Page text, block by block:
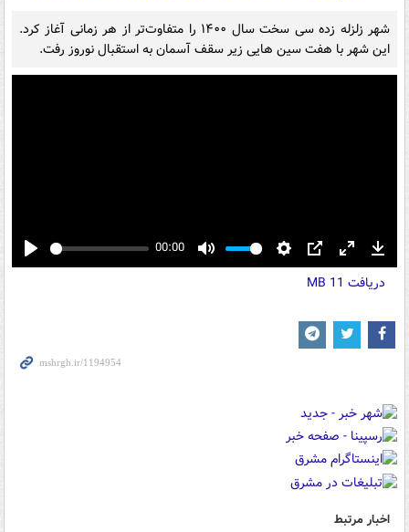
شهر زلزله زده سی سخت سال ۱۴۰۰ را متفاوت‌تر از هر زمانی آغاز کرد.
این شهر با هفت سین هایی زیر سقف آسمان به استقبال نوروز رفت.
Play
00:00
Mute Settings
PIP Enter
fullscreen
دریافت 11 MB
اخبار مرتبط